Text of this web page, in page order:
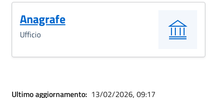
Anagrafe
Ufficio
Ultimo aggiornamento: 13/02/2026, 09:17